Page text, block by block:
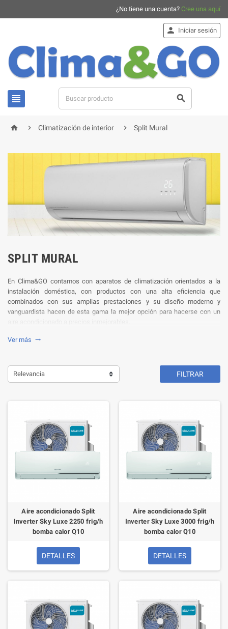
¿No tiene una cuenta? Cree una aquí
 
 Iniciar sesión
  Climatización de interior  Split Mural
SPLIT MURAL
En Clima&GO contamos con aparatos de climatización orientados a la
instalación doméstica, con productos con una alta eficiencia que
combinados con sus amplias prestaciones y su diseño moderno y
vanguardista hacen de esta gama la mejor opción para hacerse con un
Ver más 
Relevancia FILTRAR
Aire acondicionado Split
Inverter Sky Luxe 2250 frig/h
bomba calor Q10
DETALLES
Aire acondicionado Split
Inverter Sky Luxe 3000 frig/h
bomba calor Q10
DETALLES